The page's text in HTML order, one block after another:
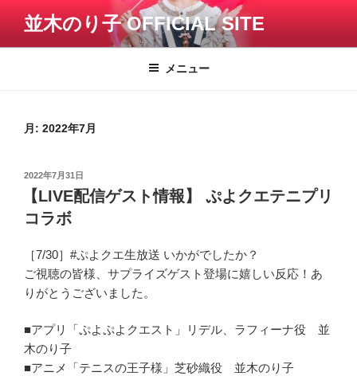
テ
並木のり子 OFFICIAL SITE
メニュー
月: 2022年7月
投
日:
2022年7月31日
【LIVE配信ゲスト情報】 ぷよクエテニプリ
コラボ
［7/30］#ぷよクエ生放送 いかがでしたか？
ご視聴の皆様、サプライズゲスト登場に嬉しい反応！あ
りがとうございました。
■アプリ「ぷよぷよクエスト」リデル、ラフィーナ役 並
木のり子
■アニメ「テニスの王子様」芝砂織役 並木のり子